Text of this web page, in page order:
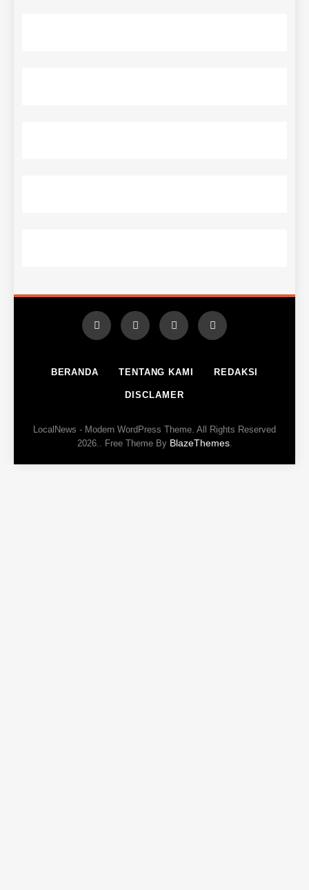
BERANDA TENTANG KAMI REDAKSI
DISCLAMER
LocalNews - Modern WordPress Theme. All Rights Reserved
2026.. Free Theme By BlazeThemes.